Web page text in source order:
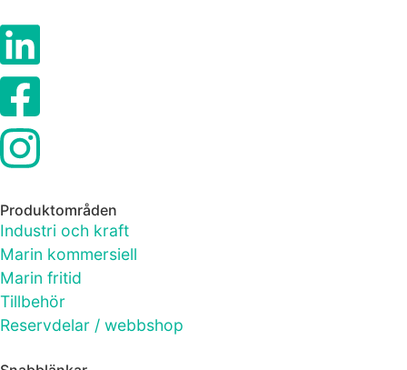
Produktområden
Industri och kraft
Marin kommersiell
Marin fritid
Tillbehör
Reservdelar / webbshop